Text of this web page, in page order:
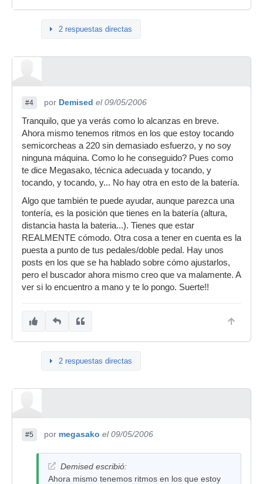
2 respuestas directas
#4 por Demised el 09/05/2006
Tranquilo, que ya verás como lo alcanzas en breve.
Ahora mismo tenemos ritmos en los que estoy tocando
semicorcheas a 220 sin demasiado esfuerzo, y no soy
ninguna máquina. Como lo he conseguido? Pues como
te dice Megasako, técnica adecuada y tocando, y
tocando, y tocando, y... No hay otra en esto de la batería.
Algo que también te puede ayudar, aunque parezca una
tontería, es la posición que tienes en la batería (altura,
distancia hasta la bateria...). Tienes que estar
REALMENTE cómodo. Otra cosa a tener en cuenta es la
puesta a punto de tus pedales/doble pedal. Hay unos
posts en los que se ha hablado sobre cómo ajustarlos,
pero el buscador ahora mismo creo que va malamente. A
ver si lo encuentro a mano y te lo pongo. Suerte!!
2 respuestas directas
#5 por megasako el 09/05/2006
Demised escribió:
Ahora mismo tenemos ritmos en los que estoy